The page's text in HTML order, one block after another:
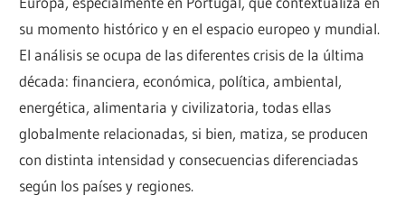
su momento histórico y en el espacio europeo y mundial.
El análisis se ocupa de las diferentes crisis de la última
década: financiera, económica, política, ambiental,
energética, alimentaria y civilizatoria, todas ellas
globalmente relacionadas, si bien, matiza, se producen
con distinta intensidad y consecuencias diferenciadas
según los países y regiones.